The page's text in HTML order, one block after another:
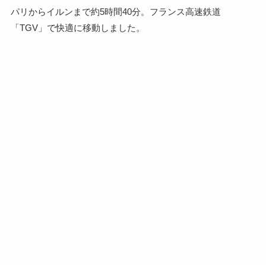
パリからイルンまで約5時間40分。フランス高速鉄道
「TGV」で快適に移動しました。